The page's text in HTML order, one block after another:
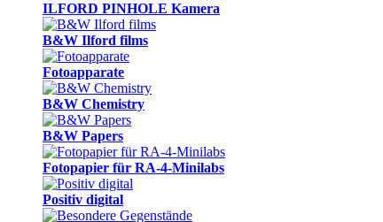
ILFORD PINHOLE Kamera
B&W Ilford films
Fotoapparate
B&W Chemistry
B&W Papers
Fotopapier für RA-4-Minilabs
Positiv digital